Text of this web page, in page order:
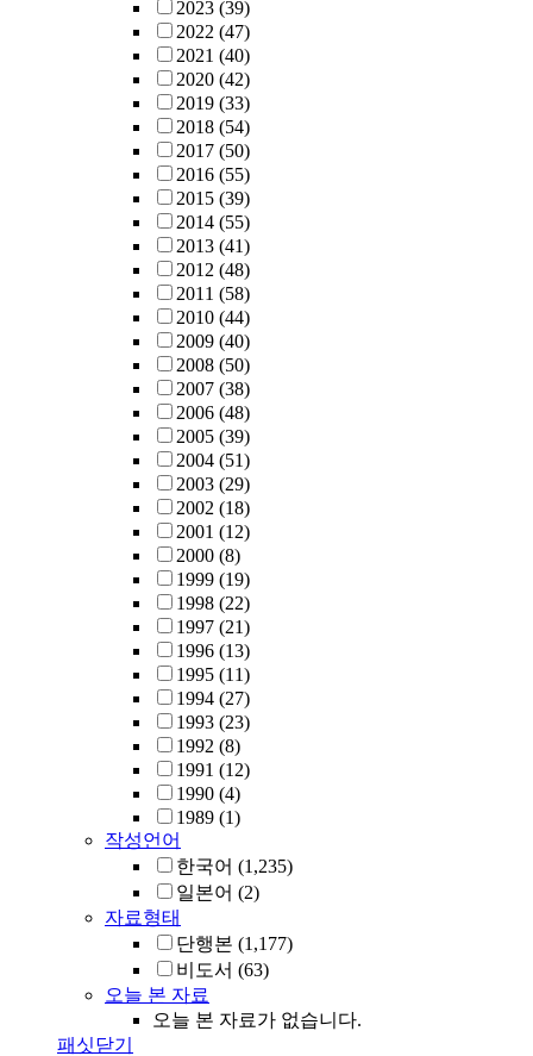
2023 (39)
2022 (47)
2021 (40)
2020 (42)
2019 (33)
2018 (54)
2017 (50)
2016 (55)
2015 (39)
2014 (55)
2013 (41)
2012 (48)
2011 (58)
2010 (44)
2009 (40)
2008 (50)
2007 (38)
2006 (48)
2005 (39)
2004 (51)
2003 (29)
2002 (18)
2001 (12)
2000 (8)
1999 (19)
1998 (22)
1997 (21)
1996 (13)
1995 (11)
1994 (27)
1993 (23)
1992 (8)
1991 (12)
1990 (4)
1989 (1)
작성언어
한국어 (1,235)
일본어 (2)
자료형태
단행본 (1,177)
비도서 (63)
오늘 본 자료
오늘 본 자료가 없습니다.
패싯닫기